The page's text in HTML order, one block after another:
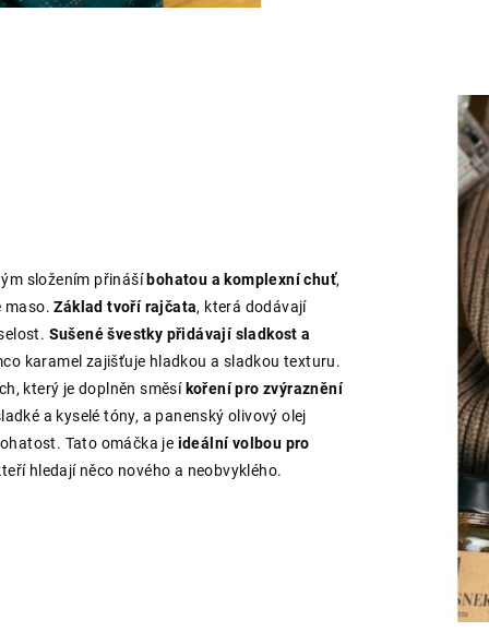
složením přinášíbohatou a komplexní chuť,
maso.Základ tvoří rajčata, která dodávají
Sušené švestky přidávají sladkost a
karamel zajišťuje hladkou a sladkou texturu.
který je doplněn směsíkoření pro zvýraznění
a kyselé tóny, a panenský olivový olej
Tato omáčka je ideální volbou pro
hledají něco nového a neobvyklého.